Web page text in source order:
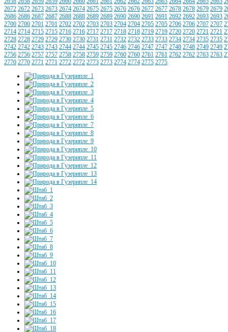
2672 2672 2673 2673 2674 2674 2675 2675 2676 2676 2677 2677 2678 2678 2679 2679
2686 2686 2687 2687 2688 2688 2689 2689 2690 2690 2691 2691 2692 2692 2693 2693
2700 2700 2701 2701 2702 2702 2703 2703 2704 2704 2705 2705 2706 2706 2707 2707
2714 2714 2715 2715 2716 2716 2717 2717 2718 2718 2719 2719 2720 2720 2721 2721
2728 2728 2729 2729 2730 2730 2731 2731 2732 2732 2733 2733 2734 2734 2735 2735
2742 2742 2743 2743 2744 2744 2745 2745 2746 2746 2747 2747 2748 2748 2749 2749
2756 2756 2757 2757 2758 2758 2759 2759 2760 2760 2761 2761 2762 2762 2763 2763
2770 2770 2771 2771 2772 2772 2773 2773 2774 2774 2775 2775